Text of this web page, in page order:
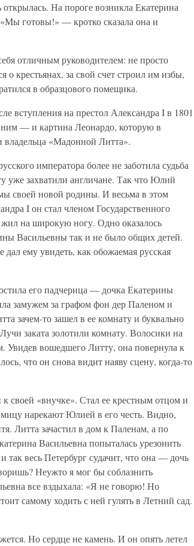
открылась. На пороге возникла Екатерина
готовы!» — кротко сказала она и
отличным руководителем: не просто
о крестьянах, за свой счет строил им избы,
в образцового помещика.
вступления на престол Александра I в 1801
ним — и картина Леонардо, которую в
владельца «Мадонной Литта».
императора более не заботила судьба
уже захватили англичане. Так что Юлий
своей новой родины. И весьма в этом
I он стал членом Государственного
на широкую ногу. Одно оказалось
Васильевны так и не было общих детей.
ему увидеть, как обожаемая русская
его падчерица — дочка Екатерины
замужем за графом фон дер Паленом и
зачем-то зашел в ее комнату и буквально
заката золотили комнату. Волосики на
Увидев вошедшего Литту, она повернула к
что он снова видит наяву сцену, когда-то
«внучке». Стал ее крестным отцом и
нарекают Юлией в его честь. Видно,
Литта зачастил в дом к Паленам, а по
Васильевна попыталась урезонить
весь Петербург судачит, что она — дочь
Неужто я мог бы соблазнить
все вздыхала: «Я не говорю! Но
самому ходить с ней гулять в Летний сад.
Но сердце не камень. И он опять летел